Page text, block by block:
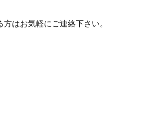
はお気軽にご連絡下さい。